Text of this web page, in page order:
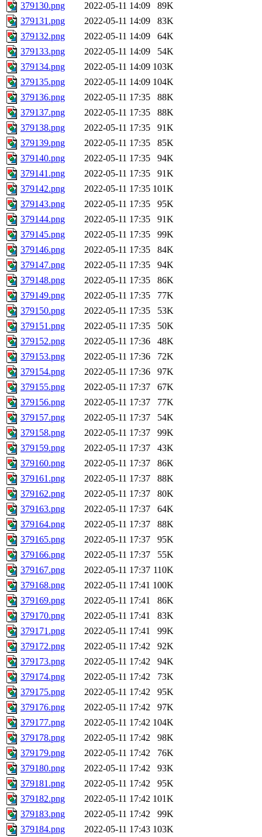
379130.png
2022-05-11 14:09
89K
379131.png
2022-05-11 14:09
83K
379132.png
2022-05-11 14:09
64K
379133.png
2022-05-11 14:09
54K
379134.png
2022-05-11 14:09 103K
379135.png
2022-05-11 14:09 104K
379136.png
2022-05-11 17:35
88K
379137.png
2022-05-11 17:35
88K
379138.png
2022-05-11 17:35
91K
379139.png
2022-05-11 17:35
85K
379140.png
2022-05-11 17:35
94K
379141.png
2022-05-11 17:35
91K
379142.png
2022-05-11 17:35 101K
379143.png
2022-05-11 17:35
95K
379144.png
2022-05-11 17:35
91K
379145.png
2022-05-11 17:35
99K
379146.png
2022-05-11 17:35
84K
379147.png
2022-05-11 17:35
94K
379148.png
2022-05-11 17:35
86K
379149.png
2022-05-11 17:35
77K
379150.png
2022-05-11 17:35
53K
379151.png
2022-05-11 17:35
50K
379152.png
2022-05-11 17:36
48K
379153.png
2022-05-11 17:36
72K
379154.png
2022-05-11 17:36
97K
379155.png
2022-05-11 17:37
67K
379156.png
2022-05-11 17:37
77K
379157.png
2022-05-11 17:37
54K
379158.png
2022-05-11 17:37
99K
379159.png
2022-05-11 17:37
43K
379160.png
2022-05-11 17:37
86K
379161.png
2022-05-11 17:37
88K
379162.png
2022-05-11 17:37
80K
379163.png
2022-05-11 17:37
64K
379164.png
2022-05-11 17:37
88K
379165.png
2022-05-11 17:37
95K
379166.png
2022-05-11 17:37
55K
379167.png
2022-05-11 17:37 110K
379168.png
2022-05-11 17:41 100K
379169.png
2022-05-11 17:41
86K
379170.png
2022-05-11 17:41
83K
379171.png
2022-05-11 17:41
99K
379172.png
2022-05-11 17:42
92K
379173.png
2022-05-11 17:42
94K
379174.png
2022-05-11 17:42
73K
379175.png
2022-05-11 17:42
95K
379176.png
2022-05-11 17:42
97K
379177.png
2022-05-11 17:42 104K
379178.png
2022-05-11 17:42
98K
379179.png
2022-05-11 17:42
76K
379180.png
2022-05-11 17:42
93K
379181.png
2022-05-11 17:42
95K
379182.png
2022-05-11 17:42 101K
379183.png
2022-05-11 17:42
99K
379184.png
2022-05-11 17:43 103K